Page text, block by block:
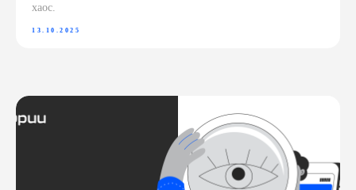
хаос.
13.10.2025